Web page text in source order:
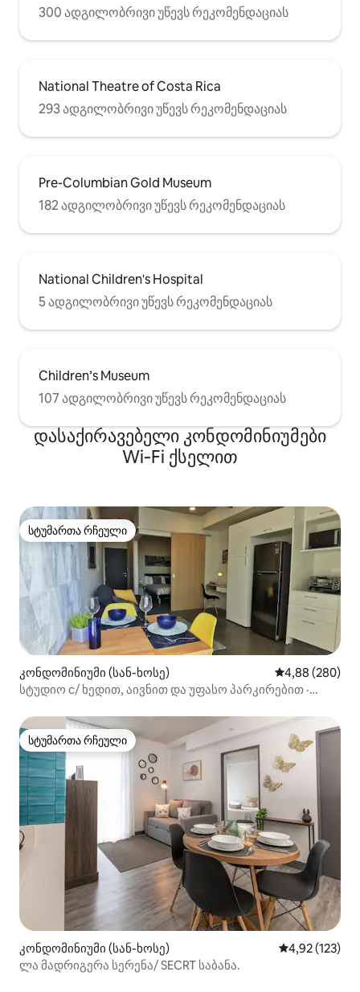
300 ადგილობრივი უწევს რეკომენდაციას
National Theatre of Costa Rica
293 ადგილობრივი უწევს რეკომენდაციას
Pre-Columbian Gold Museum
182 ადგილობრივი უწევს რეკომენდაციას
National Children's Hospital
5 ადგილობრივი უწევს რეკომენდაციას
Children’s Museum
107 ადგილობრივი უწევს რეკომენდაციას
დასაქირავებელი კონდომინიუმები
Wi‑Fi ქსელით
სტუმართა რჩეული
სტუმართა რჩეული
კონდომინიუმი (სან-ხოსე) საშუალო
4,88 (280)
სტუდიო c/ ხედით, აივნით და უფასო პარკირებით ·
სტუმართა რჩეული
სტუმართა რჩეული
კონდომინიუმი (სან-ხოსე) საშუალო
4,92 (123)
ლა მადრიგერა სერენა/ SECRT საბანა.